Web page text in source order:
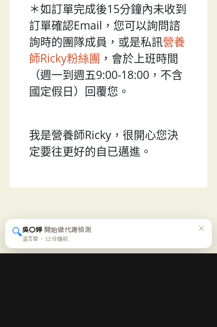
＊如訂單完成後15分鐘內未收到
訂單確認Email，您可以詢問諮
詢時的團隊成員，或是私訊營養
師Ricky粉絲團 ，會於上班時間
（週一到週五9:00-18:00，不含
國定假日）回覆您。
我是營養師Ricky，很開心您決
定要往更好的自已邁進。
🔍吳〇婷 開始做代謝檢測
溫哥華 · 12 分鐘前
×